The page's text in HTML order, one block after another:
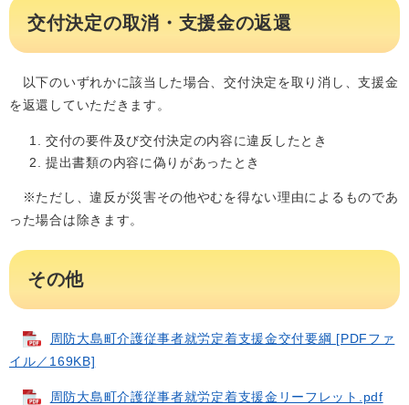
交付決定の取消・支援金の返還
以下のいずれかに該当した場合、交付決定を取り消し、支援金
を返還していただきます。
​交付の要件及び交付決定の内容に違反したとき
​提出書類の内容に偽りがあったとき
​※ただし、違反が災害その他やむを得ない理由によるものであ
った場合は除きます。
その他
周防大島町介護従事者就労定着支援金交付要綱 [PDFファ
イル／169KB]
周防大島町介護従事者就労定着支援金リーフレット.pdf